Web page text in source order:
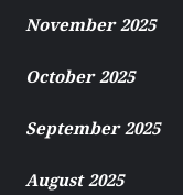
November 2025
October 2025
September 2025
August 2025